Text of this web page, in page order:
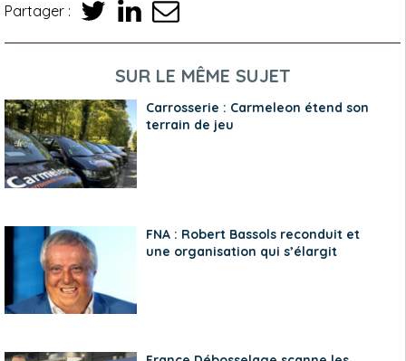
Partager :
SUR LE MÊME SUJET
Carrosserie : Carmeleon étend son
terrain de jeu
FNA : Robert Bassols reconduit et
une organisation qui s’élargit